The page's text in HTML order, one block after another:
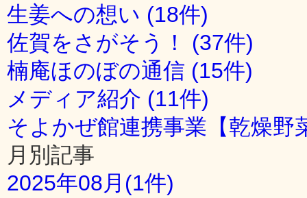
生姜への想い (18件)
佐賀をさがそう！ (37件)
楠庵ほのぼの通信 (15件)
メディア紹介 (11件)
そよかぜ館連携事業【乾燥野
月別記事
2025年08月(1件)